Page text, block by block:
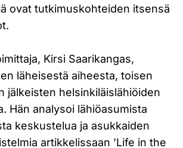
ovat tutkimuskohteiden itsensä
Kirsi Saarikangas,
läheisestä aiheesta, toisen
jälkeisten helsinkiläislähiöiden
Hän analysoi lähiöasumista
keskustelua ja asukkaiden
artikkelissaan ’Life in the